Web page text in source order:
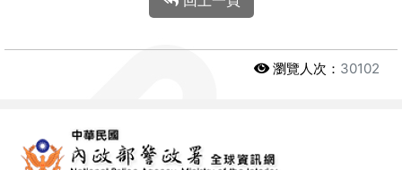
瀏覽人次： 30102